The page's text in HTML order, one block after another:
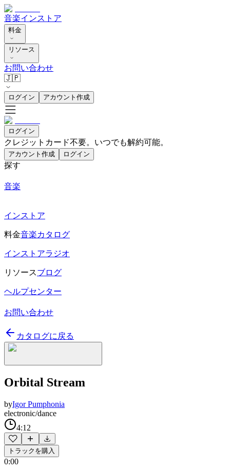
音楽インストア
料金
リソース
お問い合わせ
🇯🇵
ログイン アカウント作成
ログイン
クレジットカード不要。いつでも解約可能。
アカウント作成 ログイン
探す
音楽
インストア
料金音楽カタログ
インストアラジオ
リソースブログ
ヘルプセンター
お問い合わせ
カタログに戻る
Orbital Stream
byIgor Pumphonia
electronic/dance
4:12
トラックを購入
0:00